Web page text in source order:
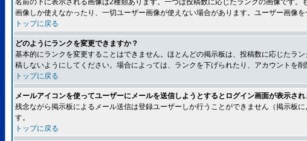
名前の下に表示される画像は2種類あります。一つは投稿数に応じたランクの画像です
画像しか使えなかったり、一切ユーザー画像が使えない場合があります。ユーザー画像
トップに戻る
どのようにランクを変更できますか？
基本的にランクを変更することはできません。ほとんどの掲示板は、投稿数に応じたラ
稿しないようにしてください。場合によっては、ランクを下げられたり、アカウントを削
トップに戻る
メールアイコンを使ってユーザーにメールを送信しようとするとログイン画面が表示され
残念ながら掲示板によるメール送信は登録ユーザーしか行うことができません（掲示板
す。
トップに戻る